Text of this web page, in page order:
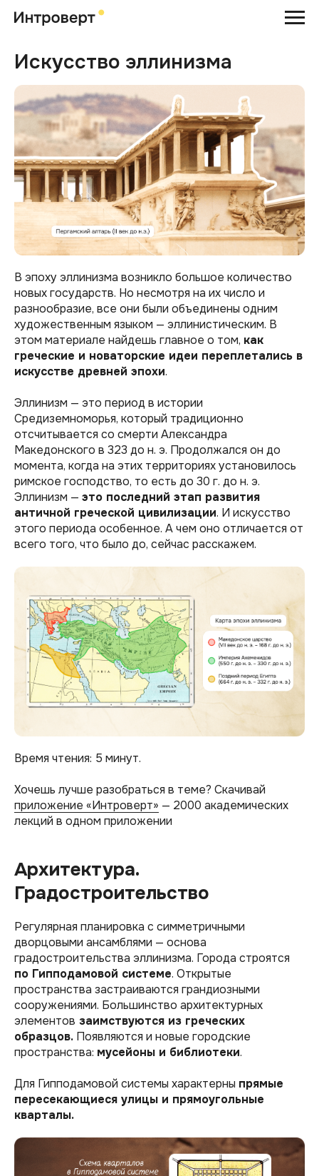
Искусство эллинизма
В эпоху эллинизма возникло большое количество
новых государств. Но несмотря на их число и
разнообразие, все они были объединены одним
художественным языком — эллинистическим. В
этом материале найдешь главное о том, как
греческие и новаторские идеи переплетались в
искусстве древней эпохи.
Эллинизм — это период в истории
Средиземноморья, который традиционно
отсчитывается со смерти Александра
Македонского в 323 до н. э. Продолжался он до
момента, когда на этих территориях установилось
римское господство, то есть до 30 г. до н. э.
Эллинизм — это последний этап развития
античной греческой цивилизации. И искусство
этого периода особенное. А чем оно отличается от
всего того, что было до, сейчас расскажем.
Время чтения: 5 минут.
Хочешь лучше разобраться в теме? Скачивай
приложение «Интроверт» — 2000 академических
лекций в одном приложении
Архитектура.
Градостроительство
Регулярная планировка с симметричными
дворцовыми ансамблями — основа
градостроительства эллинизма. Города строятся
по Гипподамовой системе. Открытые
пространства застраиваются грандиозными
сооружениями. Большинство архитектурных
элементов заимствуются из греческих
образцов. Появляются и новые городские
пространства: мусейоны и библиотеки.
Для Гипподамовой системы характерны прямые
пересекающиеся улицы и прямоугольные
кварталы.